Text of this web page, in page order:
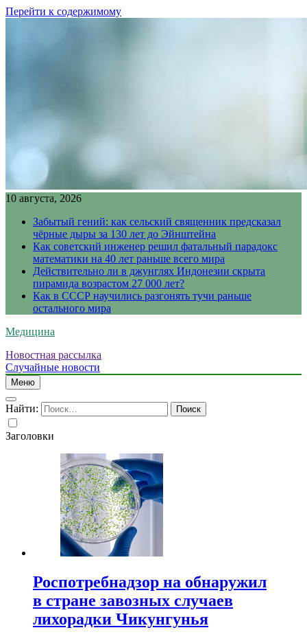
Перейти к содержимому
10 августа, 2026
Забытый гений: как сельский священник предсказал
чёрные дыры за 130 лет до Эйнштейна
Как советский инженер решил фатальный парадокс
математики на 40 лет раньше всего мира
Действительно ли в джунглях Индонезии скрыта
пирамида возрастом 27 000 лет?
Как в СССР научились разгонять тучи раньше
остального мира
Медицина
Новостная рассылка
Случайные новости
Меню
Найти:
Заголовки
Роспотребнадзор на обнаружил
в стране завозных случаев
лихорадки Чикунгунья